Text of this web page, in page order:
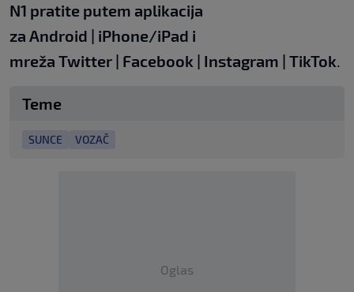
N1 pratite putem aplikacija
za Android | iPhone/iPad i
mreža Twitter | Facebook | Instagram | TikTok.
Teme
SUNCE VOZAČ
Oglas